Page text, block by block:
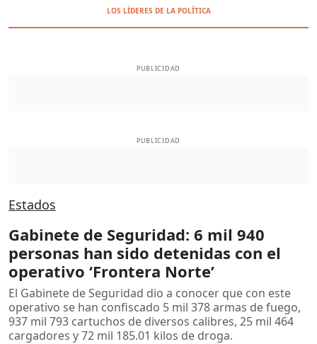
LOS LÍDERES DE LA POLÍTICA
PUBLICIDAD
PUBLICIDAD
Estados
Gabinete de Seguridad: 6 mil 940
personas han sido detenidas con el
operativo ‘Frontera Norte’
El Gabinete de Seguridad dio a conocer que con este
operativo se han confiscado 5 mil 378 armas de fuego,
937 mil 793 cartuchos de diversos calibres, 25 mil 464
cargadores y 72 mil 185.01 kilos de droga.